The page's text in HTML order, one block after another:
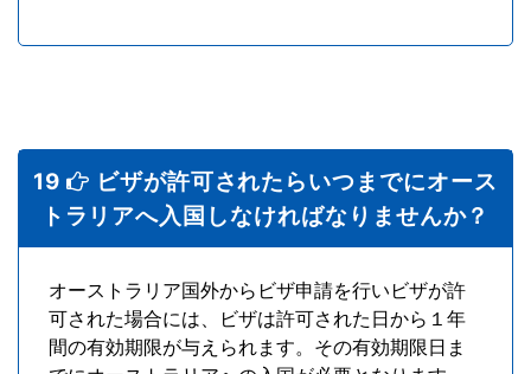
19
ビザが許可されたらいつまでにオース
トラリアへ入国しなければなりませんか？
オーストラリア国外からビザ申請を行いビザが許
可された場合には、ビザは許可された日から１年
間の有効期限が与えられます。その有効期限日ま